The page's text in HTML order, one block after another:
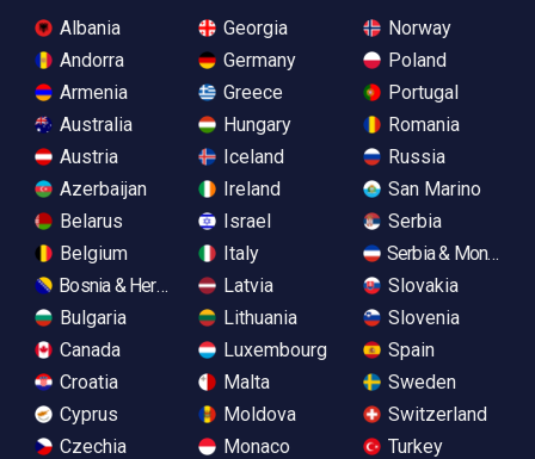
Albania
Andorra
Armenia
Australia
Austria
Azerbaijan
Belarus
Belgium
Bosnia & Herzegovina
Bulgaria
Canada
Croatia
Cyprus
Czechia
Georgia
Germany
Greece
Hungary
Iceland
Ireland
Israel
Italy
Latvia
Lithuania
Luxembourg
Malta
Moldova
Monaco
Norway
Poland
Portugal
Romania
Russia
San Marino
Serbia
Serbia &
Slovakia
Slovenia
Spain
Sweden
Switzerland
Turkey